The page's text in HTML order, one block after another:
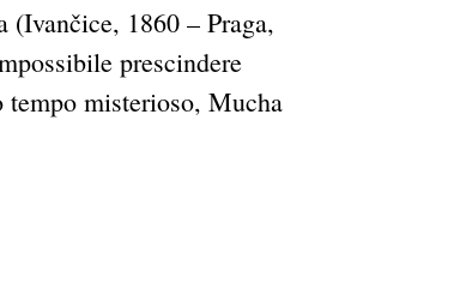
1860 – Praga,
prescindere
tempo misterioso, Mucha